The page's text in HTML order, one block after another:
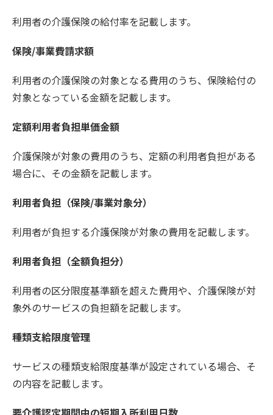
利用者の介護保険の給付率を記載します。
保険/事業費請求額
利用者の介護保険の対象となる費用のうち、保険給付の
対象となっている金額を記載します。
定額利用者負担単価金額
介護保険が対象の費用のうち、定額の利用者負担がある
場合に、その金額を記載します。
利用者負担（保険/事業対象分）
利用者が負担する介護保険が対象の費用を記載します。
利用者負担（全額負担分）
利用者の区分限度基準額を超えた費用や、介護保険が対
象外のサービスの負担額を記載します。
種類支給限度管理
サービスの種類支給限度基準が設定されている場合、そ
の内容を記載します。